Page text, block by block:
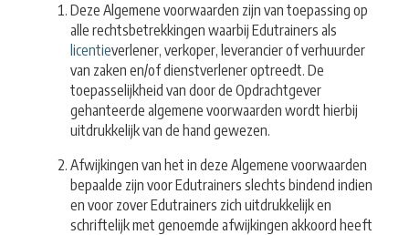
Deze Algemene voorwaarden zijn van toepassing op
alle rechtsbetrekkingen waarbij Edutrainers als
licentieverlener, verkoper, leverancier of verhuurder
van zaken en/of dienstverlener optreedt. De
toepasselijkheid van door de Opdrachtgever
gehanteerde algemene voorwaarden wordt hierbij
uitdrukkelijk van de hand gewezen.
Afwijkingen van het in deze Algemene voorwaarden
bepaalde zijn voor Edutrainers slechts bindend indien
en voor zover Edutrainers zich uitdrukkelijk en
schriftelijk met genoemde afwijkingen akkoord heeft